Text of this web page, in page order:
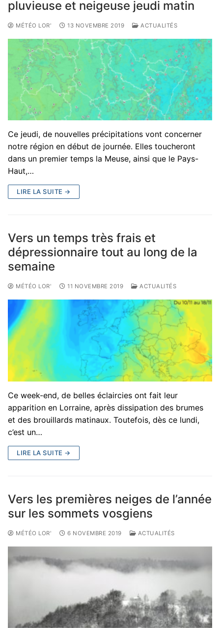
pluvieuse et neigeuse jeudi matin
MÉTÉO LOR' 13 NOVEMBRE 2019 ACTUALITÉS
Ce jeudi, de nouvelles précipitations vont concerner
notre région en début de journée. Elles toucheront
dans un premier temps la Meuse, ainsi que le Pays-
Haut,…
LIRE LA SUITE →
Vers un temps très frais et
dépressionnaire tout au long de la
semaine
MÉTÉO LOR' 11 NOVEMBRE 2019 ACTUALITÉS
Ce week-end, de belles éclaircies ont fait leur
apparition en Lorraine, après dissipation des brumes
et des brouillards matinaux. Toutefois, dès ce lundi,
c’est un…
LIRE LA SUITE →
Vers les premières neiges de l’année
sur les sommets vosgiens
MÉTÉO LOR' 6 NOVEMBRE 2019 ACTUALITÉS